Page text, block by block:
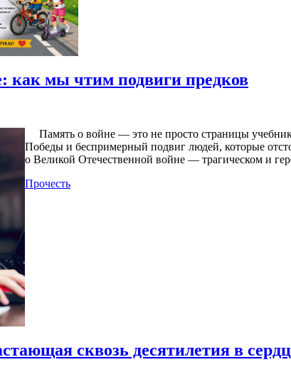
как мы чтим подвиги предков
Память о войне — это не просто страницы
Победы и беспримерный подвиг людей, которые
о Великой Отечественной войне — трагическом и
Прочесть
сквозь десятилетия в